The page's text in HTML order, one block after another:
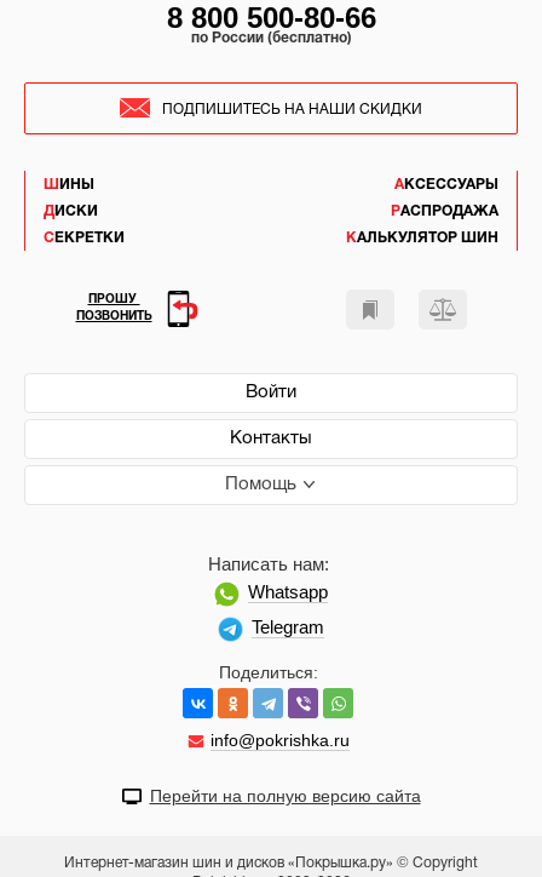
ШИНЫ
ДИСКИ
СЕКРЕТКИ
АКСЕССУАРЫ
РАСПРОДАЖА
КАЛЬКУЛЯТОР ШИН
Войти
Контакты
Помощь
Поделиться:
info@pokrishka.ru
Написать нам:
Whatsapp
Telegram
8 800 500-80-66
по России (бесплатно)
ПОДПИШИТЕСЬ НА НАШИ СКИДКИ
ПРОШУ
ПОЗВОНИТЬ
Перейти на полную версию сайта
Интернет-магазин шин и дисков «Покрышка.ру» © Copyright